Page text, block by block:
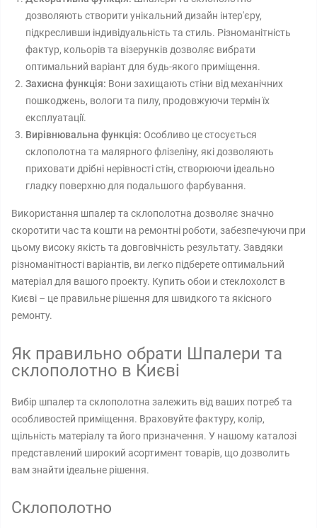
дозволяють створити унікальний дизайн інтер'єру,
підкресливши індивідуальність та стиль. Різноманітність
фактур, кольорів та візерунків дозволяє вибрати
оптимальний варіант для будь-якого приміщення.
Захисна функція: Вони захищають стіни від механічних
пошкоджень, вологи та пилу, продовжуючи термін їх
експлуатації.
Вирівнювальна функція: Особливо це стосується
склополотна та малярного флізеліну, які дозволяють
приховати дрібні нерівності стін, створюючи ідеально
гладку поверхню для подальшого фарбування.
Використання шпалер та склополотна дозволяє значно
скоротити час та кошти на ремонтні роботи, забезпечуючи при
цьому високу якість та довговічність результату. Завдяки
різноманітності варіантів, ви легко підберете оптимальний
матеріал для вашого проекту. Купить обои и стеклохолст в
Києві – це правильне рішення для швидкого та якісного
ремонту.
Як правильно обрати Шпалери та
склополотно в Києві
Вибір шпалер та склополотна залежить від ваших потреб та
особливостей приміщення. Враховуйте фактуру, колір,
щільність матеріалу та його призначення. У нашому каталозі
представлений широкий асортимент товарів, що дозволить
вам знайти ідеальне рішення.
Склополотно